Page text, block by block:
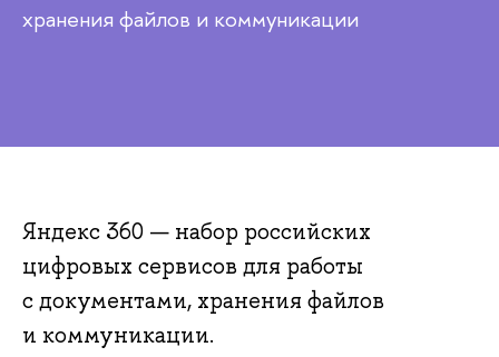
хранения файлов и коммуникации
Яндекс 360 — набор российских
цифровых сервисов для работы
с документами, хранения файлов
и коммуникации.